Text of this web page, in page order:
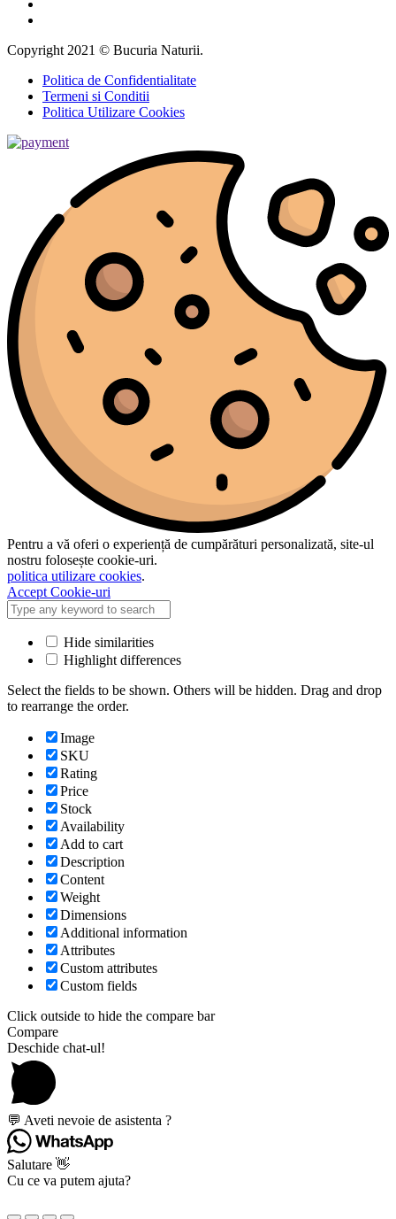
Copyright 2021 © Bucuria Naturii.
Politica de Confidentialitate
Termeni si Conditii
Politica Utilizare Cookies
Pentru a vă oferi o experiență de cumpărături personalizată, site-ul
nostru folosește cookie-uri.
politica utilizare cookies.
Accept Cookie-uri
Hide similarities
Highlight differences
Select the fields to be shown. Others will be hidden. Drag and drop
to rearrange the order.
Image
SKU
Rating
Price
Stock
Availability
Add to cart
Description
Content
Weight
Dimensions
Additional information
Attributes
Custom attributes
Custom fields
Click outside to hide the compare bar
Compare
Deschide chat-ul!
💬 Aveti nevoie de asistenta ?
Salutare 👋
Cu ce va putem ajuta?